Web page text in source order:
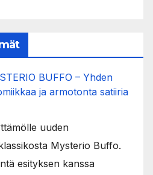
BUFFO – Yhden
ja armotonta satiiria
uuden
Mysterio Buffo.
esityksen kanssa